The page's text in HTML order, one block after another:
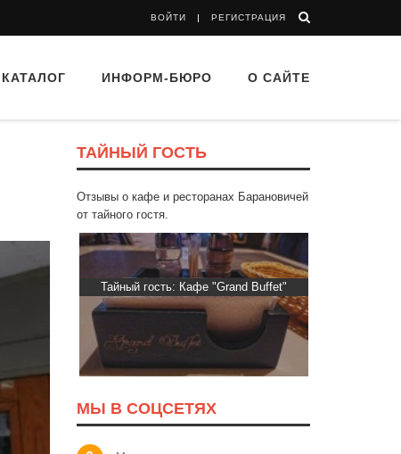
ВОЙТИ РЕГИСТРАЦИЯ
КАТАЛОГ ИНФОРМ-БЮРО О САЙТЕ
ТАЙНЫЙ ГОСТЬ
Отзывы о кафе и ресторанах Барановичей
от тайного гостя.
Тайный гость: Кафе "Grand Buffet"
МЫ В СОЦСЕТЯХ